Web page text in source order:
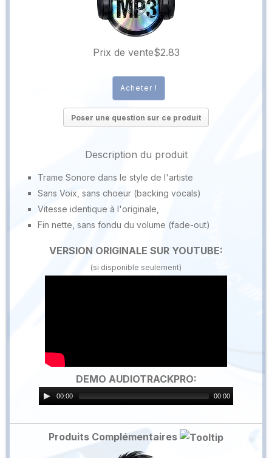
Prix ​​de vente$2.83
Poser une question sur ce produit
Description du produit
Trame Sonore dans le style de l'artiste
Sans Voix, sans choeur (backing vocals)
Vitesse identique à l'originale,
Fin nette, sans fondu du volume (fade-out)
VERSION ORIGINALE SUR YOUTUBE:
(si disponible seulement)
DEMO AUDIOTRACKPRO:
00:00 00:00
Produits Complémentaires